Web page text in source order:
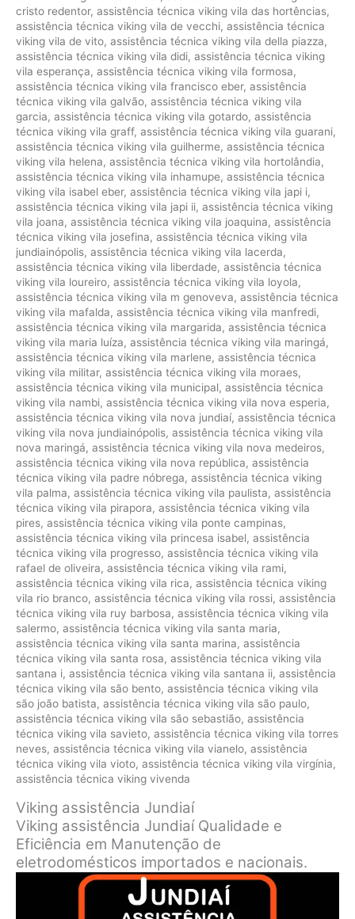
cristo redentor, assistência técnica viking vila das hortências,
assistência técnica viking vila de vecchi, assistência técnica
viking vila de vito, assistência técnica viking vila della piazza,
assistência técnica viking vila didi, assistência técnica viking
vila esperança, assistência técnica viking vila formosa,
assistência técnica viking vila francisco eber, assistência
técnica viking vila galvão, assistência técnica viking vila
garcia, assistência técnica viking vila gotardo, assistência
técnica viking vila graff, assistência técnica viking vila guarani,
assistência técnica viking vila guilherme, assistência técnica
viking vila helena, assistência técnica viking vila hortolândia,
assistência técnica viking vila inhamupe, assistência técnica
viking vila isabel eber, assistência técnica viking vila japi i,
assistência técnica viking vila japi ii, assistência técnica viking
vila joana, assistência técnica viking vila joaquina, assistência
técnica viking vila josefina, assistência técnica viking vila
jundiainópolis, assistência técnica viking vila lacerda,
assistência técnica viking vila liberdade, assistência técnica
viking vila loureiro, assistência técnica viking vila loyola,
assistência técnica viking vila m genoveva, assistência técnica
viking vila mafalda, assistência técnica viking vila manfredi,
assistência técnica viking vila margarida, assistência técnica
viking vila maria luíza, assistência técnica viking vila maringá,
assistência técnica viking vila marlene, assistência técnica
viking vila militar, assistência técnica viking vila moraes,
assistência técnica viking vila municipal, assistência técnica
viking vila nambi, assistência técnica viking vila nova esperia,
assistência técnica viking vila nova jundiaí, assistência técnica
viking vila nova jundiainópolis, assistência técnica viking vila
nova maringá, assistência técnica viking vila nova medeiros,
assistência técnica viking vila nova república, assistência
técnica viking vila padre nóbrega, assistência técnica viking
vila palma, assistência técnica viking vila paulista, assistência
técnica viking vila pirapora, assistência técnica viking vila
pires, assistência técnica viking vila ponte campinas,
assistência técnica viking vila princesa isabel, assistência
técnica viking vila progresso, assistência técnica viking vila
rafael de oliveira, assistência técnica viking vila rami,
assistência técnica viking vila rica, assistência técnica viking
vila rio branco, assistência técnica viking vila rossi, assistência
técnica viking vila ruy barbosa, assistência técnica viking vila
salermo, assistência técnica viking vila santa maria,
assistência técnica viking vila santa marina, assistência
técnica viking vila santa rosa, assistência técnica viking vila
santana i, assistência técnica viking vila santana ii, assistência
técnica viking vila são bento, assistência técnica viking vila
são joão batista, assistência técnica viking vila são paulo,
assistência técnica viking vila são sebastião, assistência
técnica viking vila savieto, assistência técnica viking vila torres
neves, assistência técnica viking vila vianelo, assistência
técnica viking vila vioto, assistência técnica viking vila virgínia,
assistência técnica viking vivenda
Viking assistência Jundiaí
Viking assistência Jundiaí Qualidade e
Eficiência em Manutenção de
eletrodomésticos importados e nacionais.